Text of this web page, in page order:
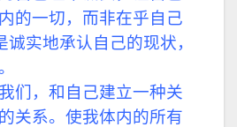
的一切，而非在乎自己
诚实地承认自己的现状，
们，和自己建立一种关
关系。使我体内的所有